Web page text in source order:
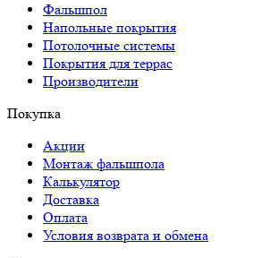
Фальшпол
Напольные покрытия
Потолочные системы
Покрытия для террас
Производители
Покупка
Акции
Монтаж фальшпола
Калькулятор
Доставка
Оплата
Условия возврата и обмена